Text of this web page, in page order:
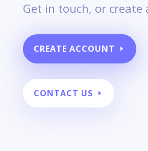
Get in touch, or create
CREATE ACCOUNT
CONTACT US